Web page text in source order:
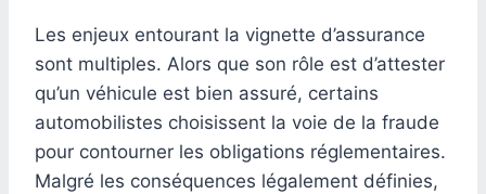
Les enjeux entourant la vignette d’assurance
sont multiples. Alors que son rôle est d’attester
qu’un véhicule est bien assuré, certains
automobilistes choisissent la voie de la fraude
pour contourner les obligations réglementaires.
Malgré les conséquences légalement définies,